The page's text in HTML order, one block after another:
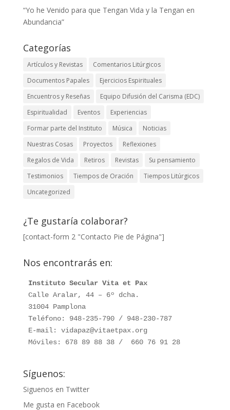
“Yo he Venido para que Tengan Vida y la Tengan en
Abundancia”
Categorías
Artículos y Revistas
Comentarios Litúrgicos
Documentos Papales
Ejercicios Espirituales
Encuentros y Reseñas
Equipo Difusión del Carisma (EDC)
Espiritualidad
Eventos
Experiencias
Formar parte del Instituto
Música
Noticias
Nuestras Cosas
Proyectos
Reflexiones
Regalos de Vida
Retiros Revistas
Su pensamiento
Testimonios
Tiempos de Oración
Tiempos Litúrgicos
Uncategorized
¿Te gustaría colaborar?
[contact-form 2 "Contacto Pie de Página"]
Nos encontrarás en:
Instituto Secular Vita et Pax
Calle Aralar, 44 – 6º dcha.
31004 Pamplona
Teléfono: 948-235-790 / 948-230-787
E-mail: vidapaz@vitaetpax.org
Móviles: 678 89 88 38 /  660 76 91 28
Síguenos:
Siguenos en Twitter
Me gusta en Facebook